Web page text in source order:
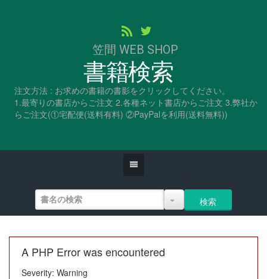
笠間 WEB SHOP
書籍検索
注文方法 : お求めの書籍の書影をクリックしてください。
1.最寄りの書店からご注文 2.各種ネット書店からご注文 3.弊社か
らご注文(①宅配便(送料有料) ②PayPalを利用(送料無料))
A PHP Error was encountered
Severity: Warning